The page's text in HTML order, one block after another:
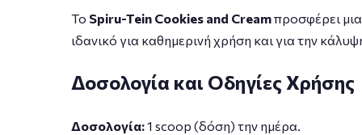
Το Spiru-Tein Cookies and Creamπροσφέρει
ιδανικό για καθημερινή χρήση και για την
Δοσολογία και Οδηγίες Χρήσης
Δοσολογία:1 scoop (δόση) την ημέρα.